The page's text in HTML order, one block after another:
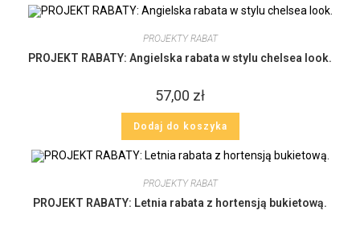
PROJEKTY RABAT
PROJEKT RABATY: Angielska rabata w stylu chelsea look.
57,00 zł
Dodaj do koszyka
PROJEKTY RABAT
PROJEKT RABATY: Letnia rabata z hortensją bukietową.